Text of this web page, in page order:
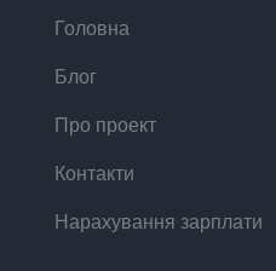
Головна
Блог
Про проект
Контакти
Нарахування зарплати